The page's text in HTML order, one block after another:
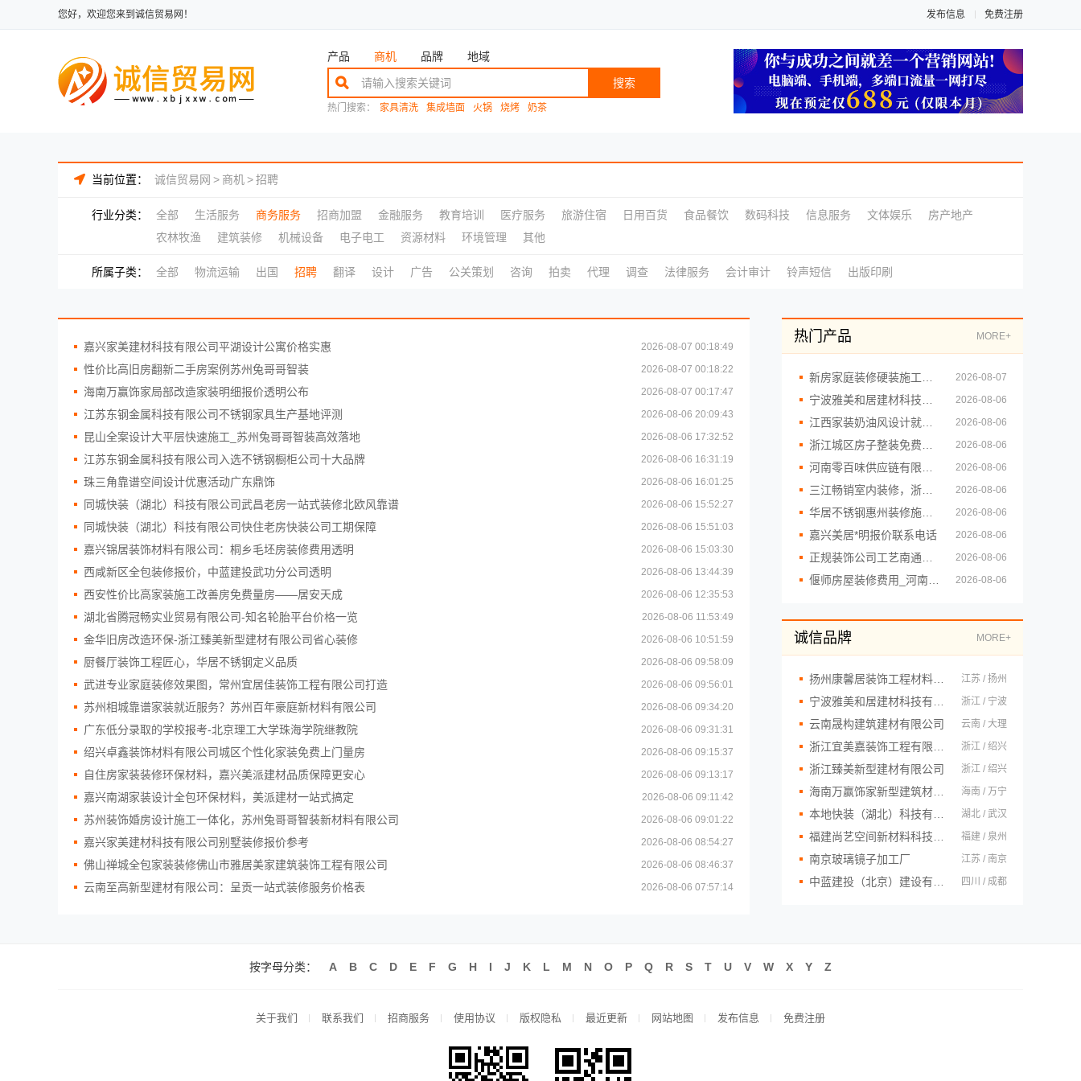
您好，欢迎您来到诚信贸易网！ 发布信息 免费注册
产品 商机 品牌 地域
搜索
热门搜索： 家具清洗 集成墙面 火锅 烧烤 奶茶
当前位置： 诚信贸易网 > 商机>招聘
行业分类： 全部 生活服务 商务服务 招商加盟 金融服务 教育培训 医疗服务 旅游住宿 日用百货 食品餐饮 数码科技 信息服务 文体娱乐
房产地产
农林牧渔
建筑装修 机械设备 电子电工 资源材料 环境管理 其他
所属子类： 全部 物流运输 出国 招聘 翻译 设计 广告 公关策划 咨询 拍卖 代理 调查 法律服务 会计审计 铃声短信 出版印刷
嘉兴家美建材科技有限公司平湖设计公寓价格实惠 2026-08-07 00:18:49
性价比高旧房翻新二手房案例苏州兔哥哥智装 2026-08-07 00:18:22
海南万赢饰家局部改造家装明细报价透明公布 2026-08-07 00:17:47
江苏东钢金属科技有限公司不锈钢家具生产基地评测 2026-08-06 20:09:43
昆山全案设计大平层快速施工_苏州兔哥哥智装高效落地 2026-08-06 17:32:52
江苏东钢金属科技有限公司入选不锈钢橱柜公司十大品牌 2026-08-06 16:31:19
珠三角靠谱空间设计优惠活动广东鼎饰 2026-08-06 16:01:25
同城快装（湖北）科技有限公司武昌老房一站式装修北欧风靠谱 2026-08-06 15:52:27
同城快装（湖北）科技有限公司快住老房快装公司工期保障 2026-08-06 15:51:03
嘉兴锦居装饰材料有限公司：桐乡毛坯房装修费用透明 2026-08-06 15:03:30
西咸新区全包装修报价，中蓝建投武功分公司透明 2026-08-06 13:44:39
西安性价比高家装施工改善房免费量房——居安天成 2026-08-06 12:35:53
湖北省腾冠畅实业贸易有限公司-知名轮胎平台价格一览 2026-08-06 11:53:49
金华旧房改造环保-浙江臻美新型建材有限公司省心装修 2026-08-06 10:51:59
厨餐厅装饰工程匠心，华居不锈钢定义品质 2026-08-06 09:58:09
武进专业家庭装修效果图，常州宜居佳装饰工程有限公司打造 2026-08-06 09:56:01
苏州相城靠谱家装就近服务？苏州百年豪庭新材料有限公司 2026-08-06 09:34:20
广东低分录取的学校报考-北京理工大学珠海学院继教院 2026-08-06 09:31:31
绍兴卓鑫装饰材料有限公司城区个性化家装免费上门量房 2026-08-06 09:15:37
自住房家装装修环保材料，嘉兴美派建材品质保障更安心 2026-08-06 09:13:17
嘉兴南湖家装设计全包环保材料，美派建材一站式搞定 2026-08-06 09:11:42
苏州装饰婚房设计施工一体化，苏州兔哥哥智装新材料有限公司 2026-08-06 09:01:22
嘉兴家美建材科技有限公司别墅装修报价参考 2026-08-06 08:54:27
佛山禅城全包家装装修佛山市雅居美家建筑装饰工程有限公司 2026-08-06 08:46:37
云南至高新型建材有限公司：呈贡一站式装修服务价格表 2026-08-06 07:57:14
热门产品 MORE+
2026-08-07
2026-08-06
2026-08-06
2026-08-06
2026-08-06
2026-08-06
2026-08-06
嘉兴美居*明报价联系电话 2026-08-06
2026-08-06
2026-08-06
诚信品牌 MORE+
江苏 / 扬州
浙江 / 宁波
云南晟构建筑建材有限公司 云南 / 大理
浙江 / 绍兴
浙江臻美新型建材有限公司 浙江 / 绍兴
海南 / 万宁
湖北 / 武汉
福建 / 泉州
南京玻璃镜子加工厂 江苏 / 南京
四川 / 成都
按字母分类： A B C D E F G H I J K L M N O P Q R S T U V W X Y Z
关于我们 联系我们 招商服务 使用协议 版权隐私 最近更新 网站地图 发布信息 免费注册